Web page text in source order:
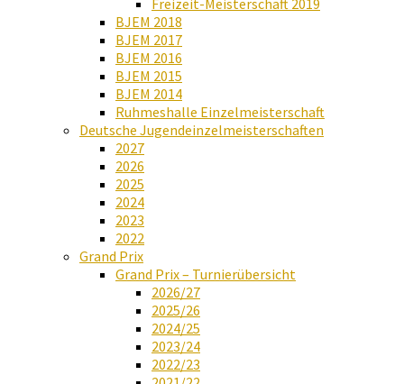
Freizeit-Meisterschaft 2019
BJEM 2018
BJEM 2017
BJEM 2016
BJEM 2015
BJEM 2014
Ruhmeshalle Einzelmeisterschaft
Deutsche Jugendeinzelmeisterschaften
2027
2026
2025
2024
2023
2022
Grand Prix
Grand Prix – Turnierübersicht
2026/27
2025/26
2024/25
2023/24
2022/23